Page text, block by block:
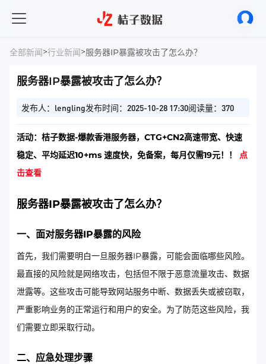
全部新闻>行业新闻>服务器IP暴露被攻击了怎么办？
服务器IP暴露被攻击了怎么办？
发布人：lengling发布时间：2025-10-28 17:30阅读量：370
活动：桔子数据-爆款香港服务器，CTG+CN2高速带宽、快速
稳定、平均延迟10+ms 速度快，免备案，每月仅需19元！！ 点
击查看
服务器IP暴露被攻击了怎么办？
一、面对服务器IP暴露的风险
首先，我们需要明白一旦服务器IP暴露，可能会面临哪些风险。
最直接的风险就是网络攻击，包括但不限于恶意流量攻击、数据
泄露等。这些攻击可能导致网站服务中断、数据丢失或被窃取，
严重影响业务的正常运行和用户的安全。为了防范这些风险，我
们需要立即采取行动。
二、应急处理步骤